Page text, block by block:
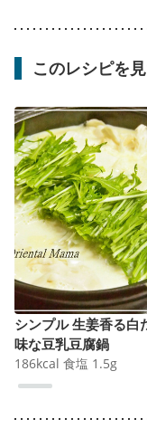
このレシピを
シンプル 生姜香る白
味な豆乳豆腐鍋
186kcal 食塩 1.5g